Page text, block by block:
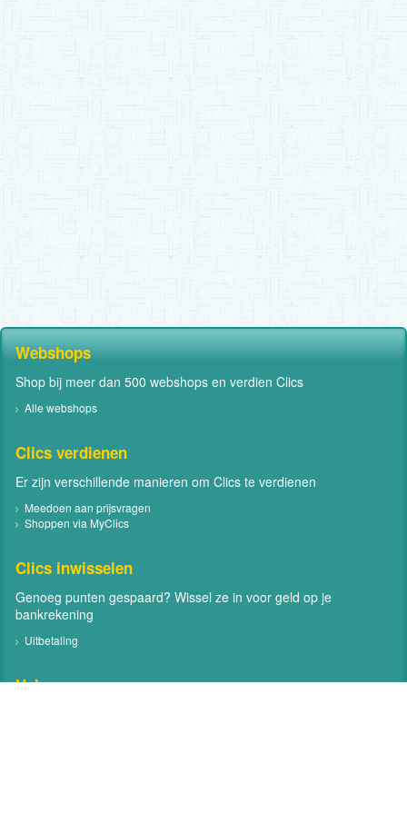
Webshops
Shop bij meer dan 500 webshops en verdien Clics
Alle webshops
Clics verdienen
Er zijn verschillende manieren om Clics te verdienen
Meedoen aan prijsvragen
Shoppen via MyClics
Clics inwisselen
Genoeg punten gespaard? Wissel ze in voor geld op je
bankrekening
Uitbetaling
Help